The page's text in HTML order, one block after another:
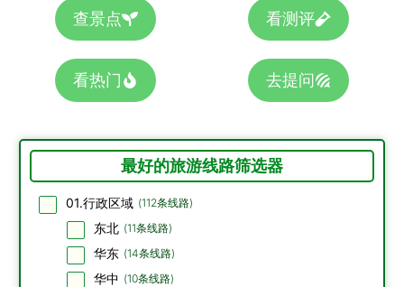
查景点 看测评
看热门 去提问
最好的旅游线路筛选器
01.行政区域 (112条线路)
东北 (11条线路)
华东 (14条线路)
华中 (10条线路)